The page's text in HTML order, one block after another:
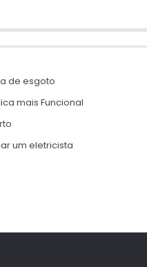
de esgoto
mais Funcional
um eletricista